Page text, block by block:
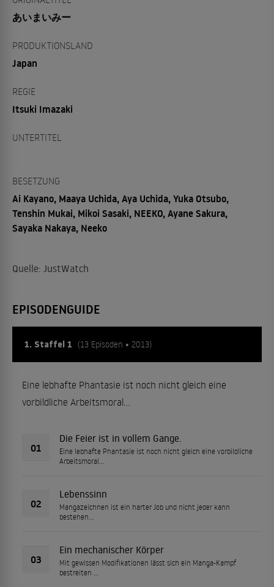
あいまいみー
PRODUKTIONSLAND
Japan
REGIE
Itsuki Imazaki
UNTERTITEL
BESETZUNG
Ai Kayano, Maaya Uchida, Aya Uchida, Yuka Otsubo,
Tenshin Mukai, Mikoi Sasaki, NEEKO, Ayane Sakura,
Sayaka Nakaya, Neeko
Quelle: JustWatch
EPISODENGUIDE
1. Staffel 1 (13 Episoden • 2013)
Eine lebhafte Phantasie ist noch nicht gleich eine
vorbildliche Arbeitsmoral…
01
Die Feier ist in vollem Gange.
Eine lebhafte Phantasie ist noch nicht gleich eine vorbildliche
Arbeitsmoral…
02
Lebenssinn
Mangazeichnen ist ein harter Job und nicht jeder kann
bestehen…
03
Ein mechanischer Körper
Mit gewissen Modifikationen lässt sich ein Manga-Kampf
bestreiten …